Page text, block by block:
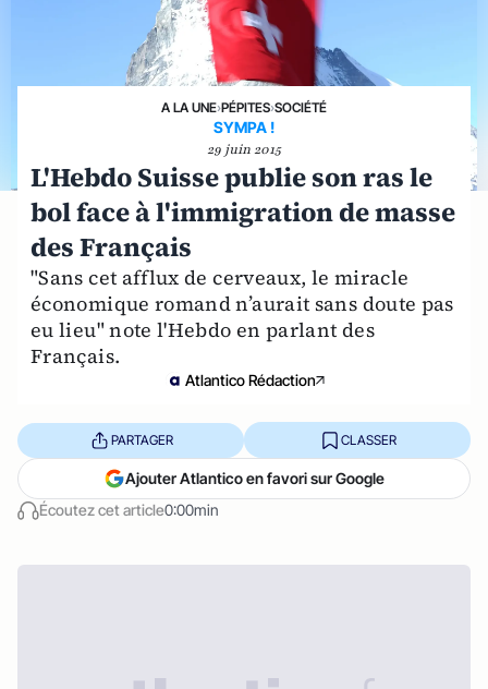
A LA UNE›PÉPITES›SOCIÉTÉ
SYMPA !
29 juin 2015
L'Hebdo Suisse publie son ras le
bol face à l'immigration de masse
des Français
"Sans cet afflux de cerveaux, le miracle
économique romand n’aurait sans doute pas
eu lieu" note l'Hebdo en parlant des
Français.
Atlantico Rédaction
Écoutez cet article0:00min
PARTAGER CLASSER
Ajouter Atlantico en favori sur Google